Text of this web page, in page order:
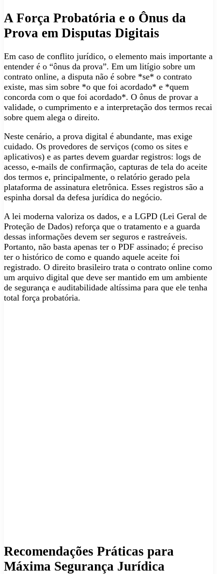
A Força Probatória e o Ônus da
Prova em Disputas Digitais
Em caso de conflito jurídico, o elemento mais importante a
entender é o “ônus da prova”. Em um litígio sobre um
contrato online, a disputa não é sobre *se* o contrato
existe, mas sim sobre *o que foi acordado* e *quem
concorda com o que foi acordado*. O ônus de provar a
validade, o cumprimento e a interpretação dos termos recai
sobre quem alega o direito.
Neste cenário, a prova digital é abundante, mas exige
cuidado. Os provedores de serviços (como os sites e
aplicativos) e as partes devem guardar registros: logs de
acesso, e-mails de confirmação, capturas de tela do aceite
dos termos e, principalmente, o relatório gerado pela
plataforma de assinatura eletrônica. Esses registros são a
espinha dorsal da defesa jurídica do negócio.
A lei moderna valoriza os dados, e a LGPD (Lei Geral de
Proteção de Dados) reforça que o tratamento e a guarda
dessas informações devem ser seguros e rastreáveis.
Portanto, não basta apenas ter o PDF assinado; é preciso
ter o histórico de como e quando aquele aceite foi
registrado. O direito brasileiro trata o contrato online como
um arquivo digital que deve ser mantido em um ambiente
de segurança e auditabilidade altíssima para que ele tenha
total força probatória.
Recomendações Práticas para
Máxima Segurança Jurídica